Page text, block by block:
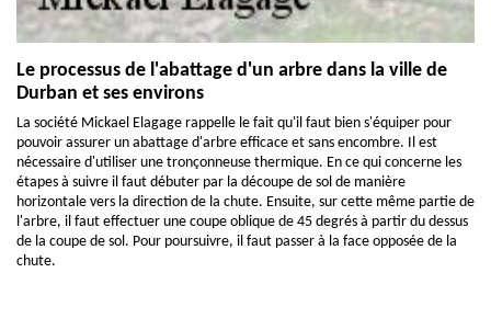
Le processus de l'abattage d'un arbre dans la ville de
Durban et ses environs
La société Mickael Elagage rappelle le fait qu'il faut bien s'équiper pour
pouvoir assurer un abattage d'arbre efficace et sans encombre. Il est
nécessaire d'utiliser une tronçonneuse thermique. En ce qui concerne les
étapes à suivre il faut débuter par la découpe de sol de manière
horizontale vers la direction de la chute. Ensuite, sur cette même partie de
l'arbre, il faut effectuer une coupe oblique de 45 degrés à partir du dessus
de la coupe de sol. Pour poursuivre, il faut passer à la face opposée de la
chute.